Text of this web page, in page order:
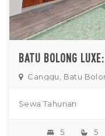
Canggu, Batu
Sewa Tahunan
5 5